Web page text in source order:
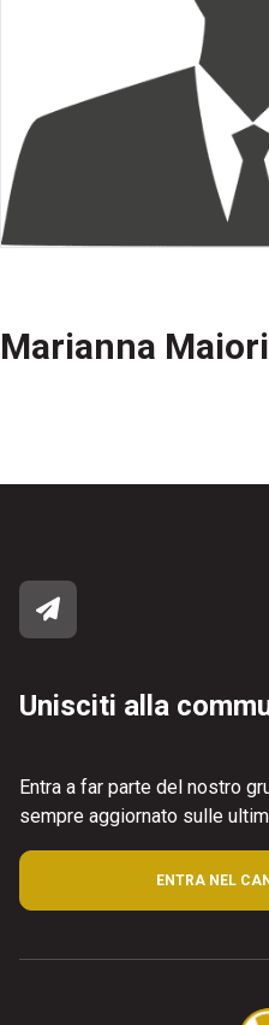
Marianna
Unisciti alla
Entra a far parte del nostro
sempre aggiornato sulle
ENTRA NEL